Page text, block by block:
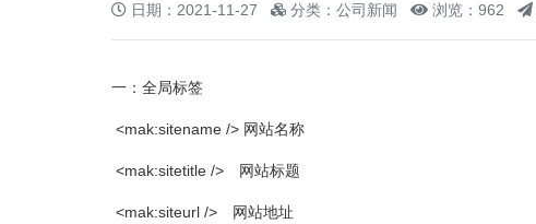
日期：2021-11-27 分类：公司新闻 浏览：962
一：全局标签
<mak:sitename /> 网站名称
<mak:sitetitle /> 网站标题
<mak:siteurl /> 网站地址